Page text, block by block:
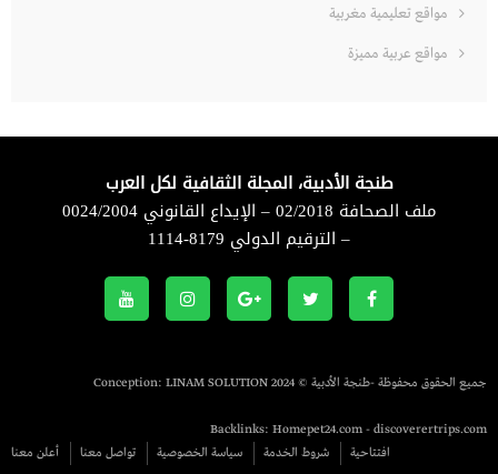
مواقع تعليمية مغربية
مواقع عربية مميزة
طنجة الأدبية، المجلة الثقافية لكل العرب
ملف الصحافة 02/2018 – الإيداع القانوني 0024/2004
– الترقيم الدولي 8179-1114
جميع الحقوق محفوظة -طنجة الأدبية © 2024 Conception: LINAM SOLUTION
Backlinks: Homepet24.com - discoverertrips.com
افتتاحية
شروط الخدمة سياسة الخصوصية تواصل معنا أعلن معنا